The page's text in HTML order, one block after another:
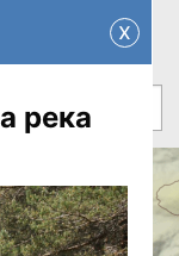
x
река